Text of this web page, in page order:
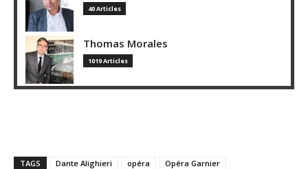
40 Articles
Thomas Morales
1019 Articles
TAGS Dante Alighieri opéra
Opéra Garnier